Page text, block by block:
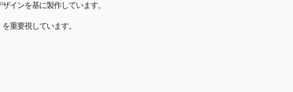
インを基に製作しています。
重要視しています。